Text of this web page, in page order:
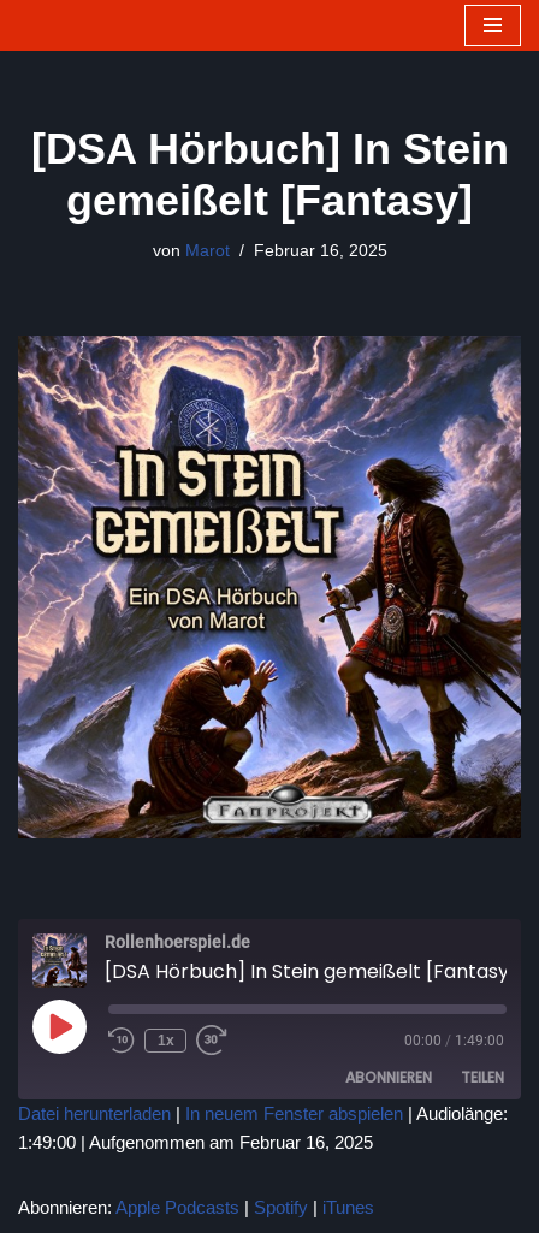
[DSA Hörbuch] In Stein
gemeißelt [Fantasy]
von Marot Februar 16, 2025
Rollenhoerspiel.de
[DSA Hörbuch] In Stein gemeißelt [Fantasy]
1x 00:00 / 1:49:00
ABONNIEREN TEILEN
Apple Podcasts Spotify
TEILEN
LINK
Datei herunterladen | In neuem Fenster abspielen | Audiolänge:
1:49:00 | Aufgenommen am Februar 16, 2025
Abonnieren: Apple Podcasts | Spotify | iTunes